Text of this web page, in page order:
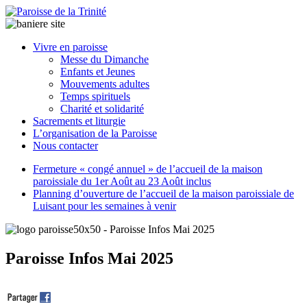
Vivre en paroisse
Messe du Dimanche
Enfants et Jeunes
Mouvements adultes
Temps spirituels
Charité et solidarité
Sacrements et liturgie
L’organisation de la Paroisse
Nous contacter
Fermeture « congé annuel » de l’accueil de la maison
paroissiale du 1er Août au 23 Août inclus
Planning d’ouverture de l’accueil de la maison paroissiale de
Luisant pour les semaines à venir
Paroisse Infos Mai 2025